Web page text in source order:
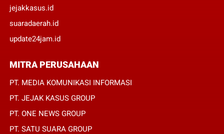
jejakkasus.id
suaradaerah.id
update24jam.id
MITRA PERUSAHAAN
PT. MEDIA KOMUNIKASI INFORMASI
PT. JEJAK KASUS GROUP
PT. ONE NEWS GROUP
PT. SATU SUARA GROUP